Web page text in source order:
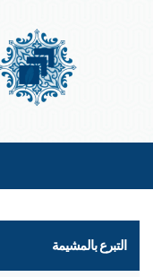
التبرع بالمشيمة